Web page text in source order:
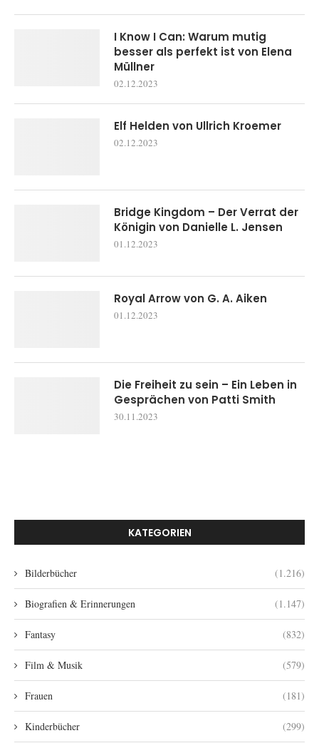
I Know I Can: Warum mutig
besser als perfekt ist von Elena
Müllner
02.12.2023
Elf Helden von Ullrich Kroemer
02.12.2023
Bridge Kingdom – Der Verrat der
Königin von Danielle L. Jensen
01.12.2023
Royal Arrow von G. A. Aiken
01.12.2023
Die Freiheit zu sein – Ein Leben in
Gesprächen von Patti Smith
30.11.2023
KATEGORIEN
Bilderbücher (1.216)
Biografien & Erinnerungen (1.147)
Fantasy (832)
Film & Musik (579)
Frauen (181)
Kinderbücher (299)